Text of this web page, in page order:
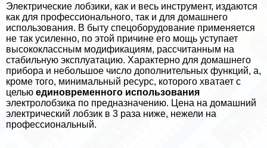
Электрические лобзики, как и весь инструмент, издаются
как для профессионального, так и для домашнего
использования. В быту спецоборудование применяется
не так усиленно, по этой причине его мощь уступает
высококлассным модификациям, рассчитанным на
стабильную эксплуатацию. Хаpaктерно для домашнего
прибора и небольшое число дополнительных функций, а,
кроме того, минимальный ресурс, которого хватает с
целью единовременного использования
электролобзика по предназначению. Цена на домашний
электрический лобзик в 3 раза ниже, нежели на
профессиональный.